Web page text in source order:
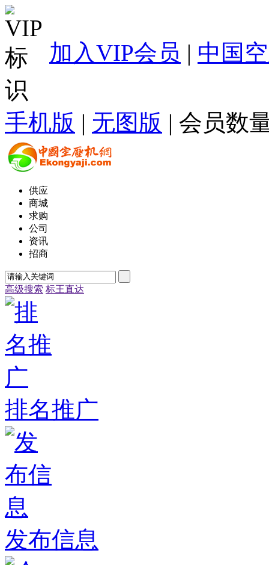
加入VIP会员 | 中国
手机版 | 无图版 | 会员数
供应
商城
求购
公司
资讯
招商
高级搜索 标王直达
排名推广
发布信息